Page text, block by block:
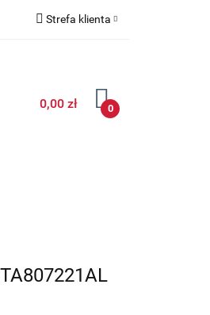
Strefa klienta
Dodaj zgłoszenie
0,00 zł 0